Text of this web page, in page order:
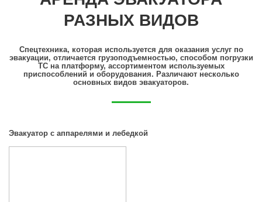
РАЗНЫХ ВИДОВ
Спецтехника, которая используется для оказания услуг по
эвакуации, отличается грузоподъемностью, способом погрузки
ТС на платформу, ассортиментом используемых
приспособлений и оборудования. Различают несколько
основных видов эвакуаторов.
Эвакуатор с аппарелями и лебедкой